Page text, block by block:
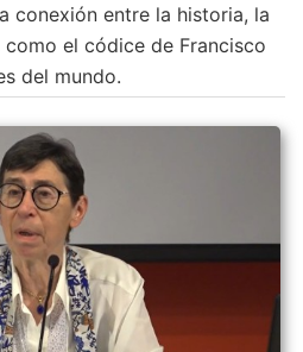
conexión entre la historia, la
el códice de Francisco
del mundo.